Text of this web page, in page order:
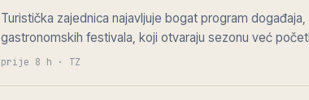
Turistička zajednica najavljuje bogat program
gastronomskih festivala, koji otvaraju sezonu već
prije 8 h · TZ